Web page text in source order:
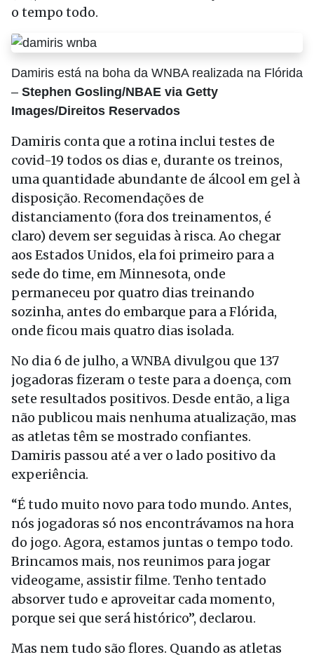
o tempo todo.
Damiris está na boha da WNBA realizada na Flórida
– Stephen Gosling/NBAE via Getty
Images/Direitos Reservados
Damiris conta que a rotina inclui testes de
covid-19 todos os dias e, durante os treinos,
uma quantidade abundante de álcool em gel à
disposição. Recomendações de
distanciamento (fora dos treinamentos, é
claro) devem ser seguidas à risca. Ao chegar
aos Estados Unidos, ela foi primeiro para a
sede do time, em Minnesota, onde
permaneceu por quatro dias treinando
sozinha, antes do embarque para a Flórida,
onde ficou mais quatro dias isolada.
No dia 6 de julho, a WNBA divulgou que 137
jogadoras fizeram o teste para a doença, com
sete resultados positivos. Desde então, a liga
não publicou mais nenhuma atualização, mas
as atletas têm se mostrado confiantes.
Damiris passou até a ver o lado positivo da
experiência.
“É tudo muito novo para todo mundo. Antes,
nós jogadoras só nos encontrávamos na hora
do jogo. Agora, estamos juntas o tempo todo.
Brincamos mais, nos reunimos para jogar
videogame, assistir filme. Tenho tentado
absorver tudo e aproveitar cada momento,
porque sei que será histórico”, declarou.
Mas nem tudo são flores. Quando as atletas